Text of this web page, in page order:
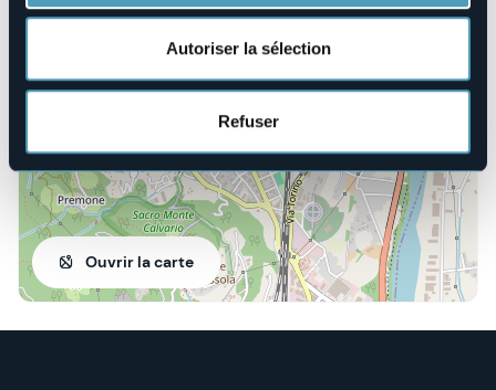
Autoriser la sélection
Refuser
Corso Dissegna 8
Ouvrir la carte